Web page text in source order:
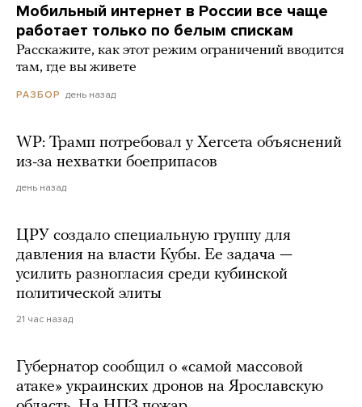
Мобильный интернет в России все чаще
работает только по белым спискам
Расскажите, как этот режим ограничений вводится
там, где вы живете
РАЗБОР день назад
WP: Трамп потребовал у Хегсета объяснений
из-за нехватки боеприпасов
день назад
ЦРУ создало специальную группу для
давления на власти Кубы. Ее задача —
усилить разногласия среди кубинской
политической элиты
21 час назад
Губернатор сообщил о «самой массовой
атаке» украинских дронов на Ярославскую